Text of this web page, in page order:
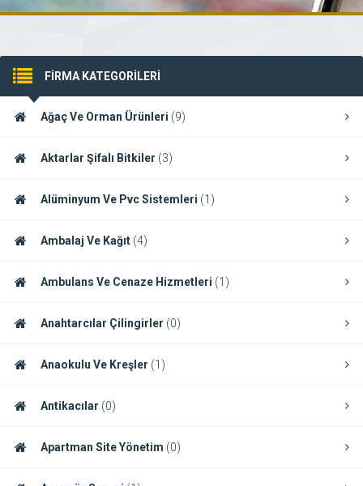
FİRMA KATEGORİLERİ
Ağaç Ve Orman Ürünleri (9)
Aktarlar Şifalı Bitkiler (3)
Alüminyum Ve Pvc Sistemleri (1)
Ambalaj Ve Kağıt (4)
Ambulans Ve Cenaze Hizmetleri (1)
Anahtarcılar Çilingirler (0)
Anaokulu Ve Kreşler (1)
Antikacılar (0)
Apartman Site Yönetim (0)